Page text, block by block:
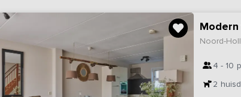
Noord-
4 - 10
2